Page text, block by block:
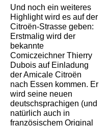
Und noch ein weiteres
Highlight wird es auf der
Citroën-Strasse geben:
Erstmalig wird der
bekannte
Comiczeichner Thierry
Dubois auf Einladung
der Amicale Citroën
nach Essen kommen. Er
wird seine neuen
deutschsprachigen (und
natürlich auch in
französischem Original